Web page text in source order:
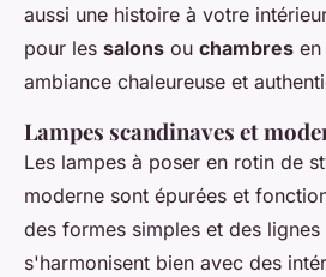
aussi une histoire à votre
pour les salons ou chambres
ambiance chaleureuse et
Lampes scandinaves et
Les lampes à poser en rotin de
moderne sont épurées et
des formes simples et des lignes
s'harmonisent bien avec des